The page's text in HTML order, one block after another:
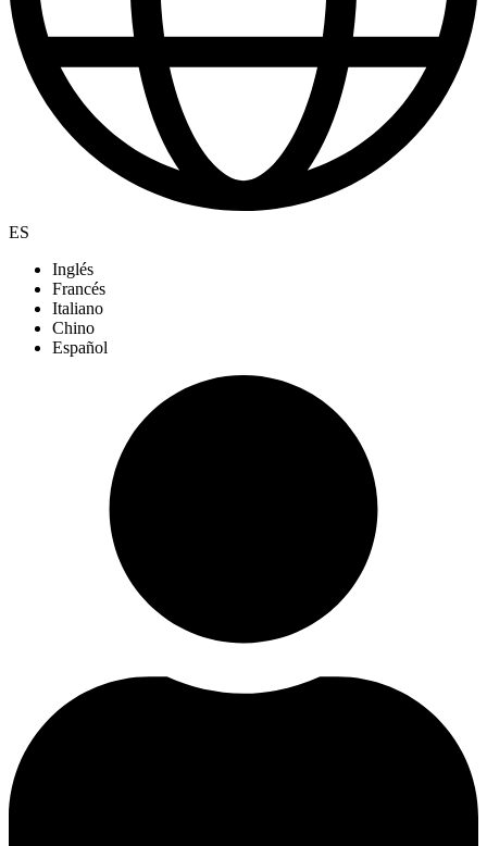
ES
Inglés
Francés
Italiano
Chino
Español